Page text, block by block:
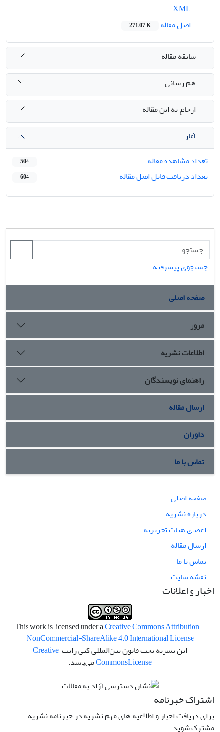
اصل مقاله
271.07 K
سابقه مقاله
هم رسانی
ارجاع به این مقاله
آمار
تعداد مشاهده مقاله
504
تعداد دریافت فایل اصل مقاله 604
جستجوی پیشرفته
صفحه اصلی
مرور
اطلاعات نشریه
راهنمای نویسندگان
ارسال مقاله
داوران
تماس با ما
صفحه اصلی
درباره نشریه
اعضای هیات تحریریه
ارسال مقاله
تماس با ما
نقشه سایت
اخبار و اعلانات
.This work is licensed under a
Creative Commons Attribution-
NonCommercial-ShareAlike 4.0 International License
این نشریه تحت قانون بین‌المللی کپی رایت Creative
CommonsLicense می‌باشد.
اشتراک خبرنامه
برای دریافت اخبار و اطلاعیه های مهم نشریه در خبرنامه نشریه
مشترک شوید.